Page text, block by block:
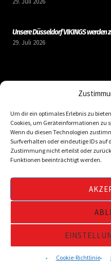
Um dir ein optimales Erlebnis zu
Cookies, um Geräteinformationen zu
Wenn du diesen Technologien
Surfverhalten oder eindeutige IDs auf
Zustimmung nicht erteilst oder
Funktionen beeinträchtigt werden.
Cookie-Richtlinie
Unsere Düsseldorf VIKINGS
29. Juli 2026
Kontakt
Impressum
Datenschutz
FAQ
Downloads